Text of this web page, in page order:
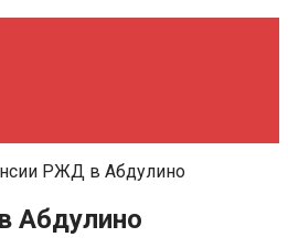
РЖД в Абдулино
Абдулино